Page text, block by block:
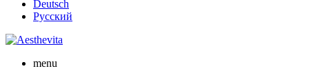
Deutsch
Русский
menu